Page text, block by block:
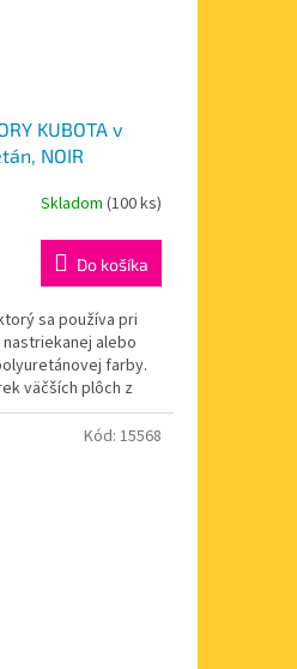
KUBOTA v
NOIR
Skladom (100 ks)
Do košíka
sa používa pri
alebo
farby.
väčších plôch z
Kód: 15568